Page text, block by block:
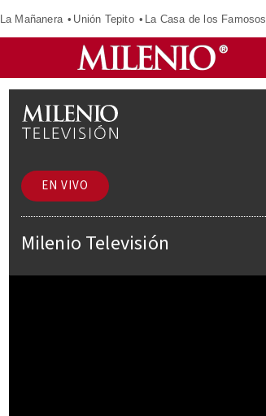
La Mañanera Unión Tepito La Casa de los Famosos
EN VIVO
Milenio Televisión